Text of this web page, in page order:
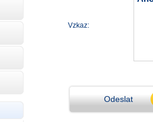
Vzkaz:
Odeslat